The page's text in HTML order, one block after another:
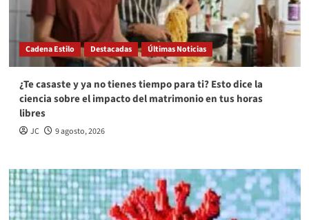
Cadena Estilo Destacadas Últimas Noticias
¿Te casaste y ya no tienes tiempo para ti? Esto dice la
ciencia sobre el impacto del matrimonio en tus horas
libres
JC 9 agosto, 2026